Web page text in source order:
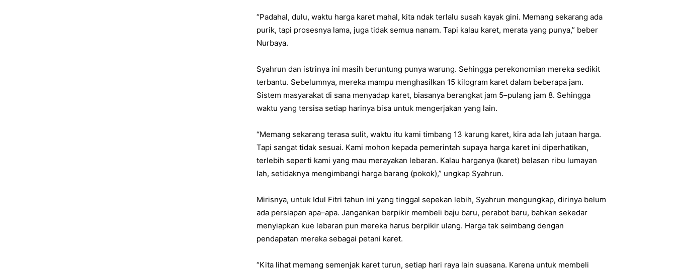
“Padahal, dulu, waktu harga karet mahal, kita ndak terlalu susah kayak gini. Memang sekarang ada
purik, tapi prosesnya lama, juga tidak semua nanam. Tapi kalau karet, merata yang punya,” beber
Nurbaya.
Syahrun dan istrinya ini masih beruntung punya warung. Sehingga perekonomian mereka sedikit
terbantu. Sebelumnya, mereka mampu menghasilkan 15 kilogram karet dalam beberapa jam.
Sistem masyarakat di sana menyadap karet, biasanya berangkat jam 5–pulang jam 8. Sehingga
waktu yang tersisa setiap harinya bisa untuk mengerjakan yang lain.
“Memang sekarang terasa sulit, waktu itu kami timbang 13 karung karet, kira ada lah jutaan harga.
Tapi sangat tidak sesuai. Kami mohon kepada pemerintah supaya harga karet ini diperhatikan,
terlebih seperti kami yang mau merayakan lebaran. Kalau harganya (karet) belasan ribu lumayan
lah, setidaknya mengimbangi harga barang (pokok),” ungkap Syahrun.
Mirisnya, untuk Idul Fitri tahun ini yang tinggal sepekan lebih, Syahrun mengungkap, dirinya belum
ada persiapan apa–apa. Jangankan berpikir membeli baju baru, perabot baru, bahkan sekedar
menyiapkan kue lebaran pun mereka harus berpikir ulang. Harga tak seimbang dengan
pendapatan mereka sebagai petani karet.
“Kita lihat memang semenjak karet turun, setiap hari raya lain suasana. Karena untuk membeli